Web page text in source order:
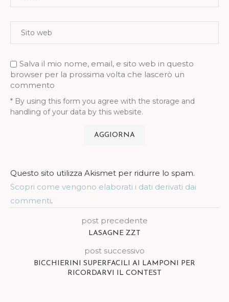
Salva il mio nome, email, e sito web in questo
browser per la prossima volta che lascerò un
commento
* By using this form you agree with the storage and
handling of your data by this website.
Questo sito utilizza Akismet per ridurre lo spam.
Scopri come vengono elaborati i dati derivati dai
commenti.
post precedente
LASAGNE ZZT
post successivo
BICCHIERINI SUPERFACILI AI LAMPONI PER
RICORDARVI IL CONTEST